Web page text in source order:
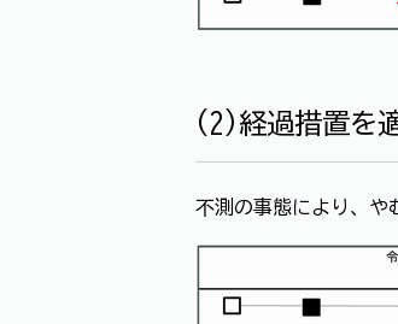
(2)経過措置を
→不測の事態により、